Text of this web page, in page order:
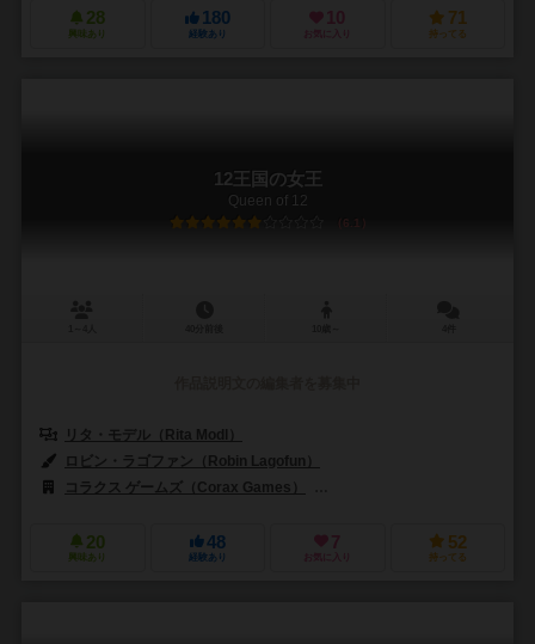
28
興味あり
180
経験あり
10
お気に入り
71
持ってる
12王国の女王
Queen of 12
6.1
リタ・モデル（Rita Modl）
ロビン・ラゴファン（Robin Lagofun）
コラクス ゲームズ（Corax Games）
20
興味あり
48
経験あり
7
お気に入り
52
持ってる